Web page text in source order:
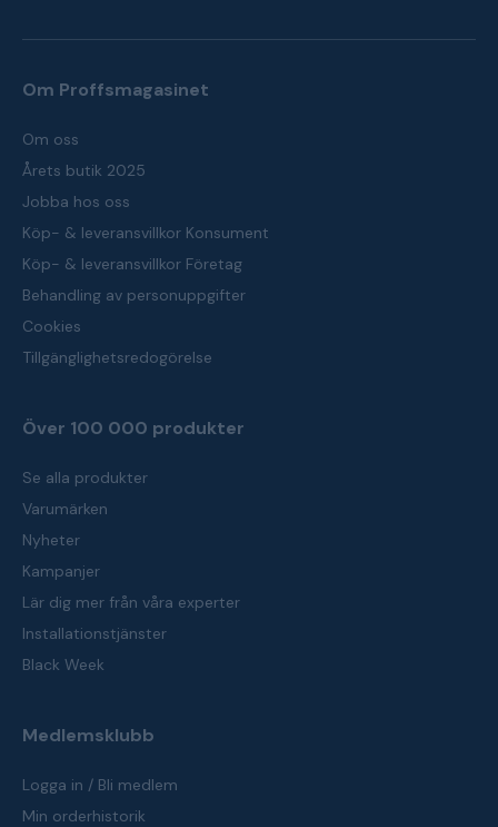
Om Proffsmagasinet
Om oss
Årets butik 2025
Jobba hos oss
Köp- & leveransvillkor Konsument
Köp- & leveransvillkor Företag
Behandling av personuppgifter
Cookies
Tillgänglighetsredogörelse
Över 100 000 produkter
Se alla produkter
Varumärken
Nyheter
Kampanjer
Lär dig mer från våra experter
Installationstjänster
Black Week
Medlemsklubb
Logga in / Bli medlem
Min orderhistorik